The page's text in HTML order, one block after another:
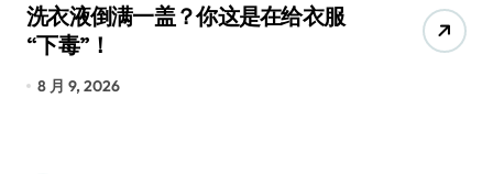
洗衣液倒满一盖？你这是在给衣服
“下毒”！
8 月 9, 2026